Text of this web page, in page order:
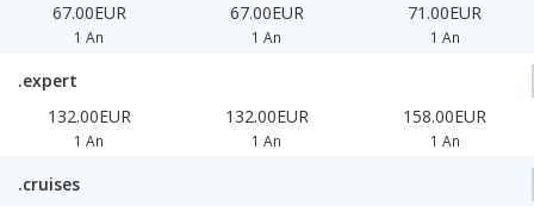
67.00EUR
1 An
67.00EUR
1 An
71.00EUR
1 An
.expert
132.00EUR
1 An
132.00EUR
1 An
158.00EUR
1 An
.cruises